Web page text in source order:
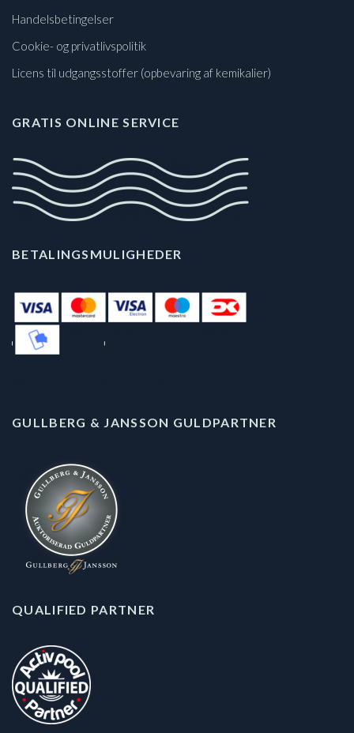
Handelsbetingelser
Cookie- og privatlivspolitik
Licens til udgangsstoffer (opbevaring af kemikalier)
GRATIS ONLINE SERVICE
BETALINGSMULIGHEDER
GULLBERG & JANSSON GULDPARTNER
QUALIFIED PARTNER